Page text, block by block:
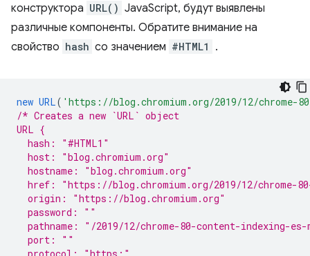
конструктора URL() JavaScript, будут выявлены
различные компоненты. Обратите внимание на
свойство hash со значением #HTML1 .
new URL( 'https://blog.chromium.org/2019/12/chrome-
/* Creates a new `URL` object
URL {
  hash: "#HTML1"
  host: "blog.chromium.org"
  hostname: "blog.chromium.org"
href: "https://blog.chromium.org/2019/12/chrome-
  origin: "https://blog.chromium.org"
  password: ""
pathname: "/2019/12/chrome-80-content-indexing-
  port: ""